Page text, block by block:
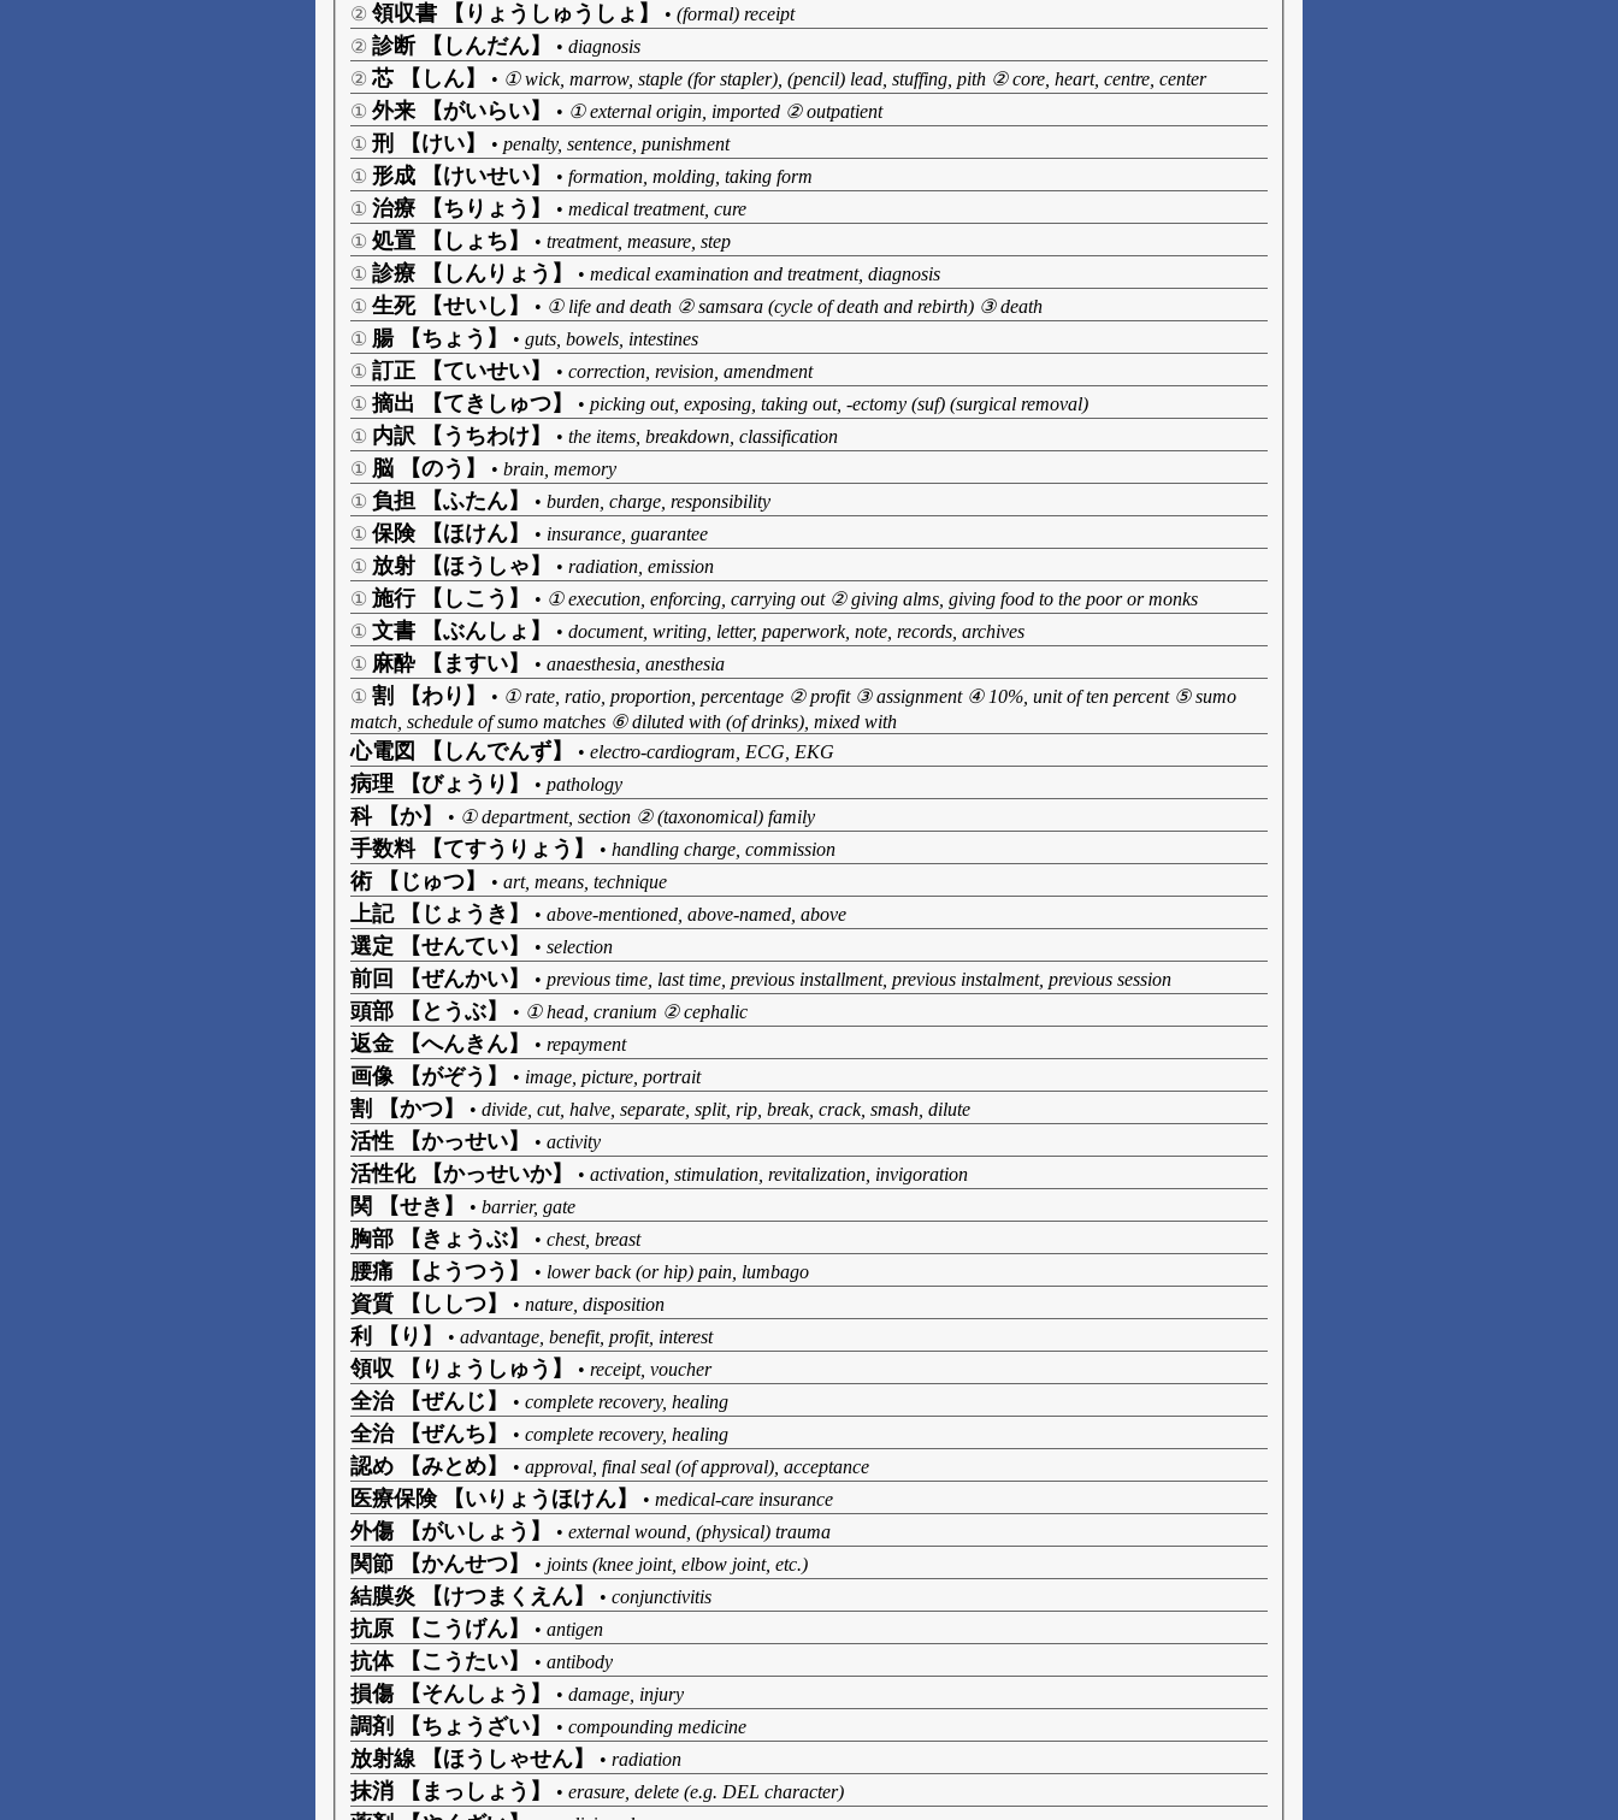
② 領収書 【りょうしゅうしょ】 • (formal) receipt
② 診断 【しんだん】 • diagnosis
② 芯 【しん】 • ① wick, marrow, staple (for stapler), (pencil) lead, stuffing, pith ② core, heart, centre, center
① 外来 【がいらい】 • ① external origin, imported ② outpatient
① 刑 【けい】 • penalty, sentence, punishment
① 形成 【けいせい】 • formation, molding, taking form
① 治療 【ちりょう】 • medical treatment, cure
① 処置 【しょち】 • treatment, measure, step
① 診療 【しんりょう】 • medical examination and treatment, diagnosis
① 生死 【せいし】 • ① life and death ② samsara (cycle of death and rebirth) ③ death
① 腸 【ちょう】 • guts, bowels, intestines
① 訂正 【ていせい】 • correction, revision, amendment
① 摘出 【てきしゅつ】 • picking out, exposing, taking out, -ectomy (suf) (surgical removal)
① 内訳 【うちわけ】 • the items, breakdown, classification
① 脳 【のう】 • brain, memory
① 負担 【ふたん】 • burden, charge, responsibility
① 保険 【ほけん】 • insurance, guarantee
① 放射 【ほうしゃ】 • radiation, emission
① 施行 【しこう】 • ① execution, enforcing, carrying out ② giving alms, giving food to the poor or monks
① 文書 【ぶんしょ】 • document, writing, letter, paperwork, note, records, archives
① 麻酔 【ますい】 • anaesthesia, anesthesia
① 割 【わり】 • ① rate, ratio, proportion, percentage ② profit ③ assignment ④ 10%, unit of ten percent ⑤ sumo
match, schedule of sumo matches ⑥ diluted with (of drinks), mixed with
心電図 【しんでんず】 • electro-cardiogram, ECG, EKG
病理 【びょうり】 • pathology
科 【か】 • ① department, section ② (taxonomical) family
手数料 【てすうりょう】 • handling charge, commission
術 【じゅつ】 • art, means, technique
上記 【じょうき】 • above-mentioned, above-named, above
選定 【せんてい】 • selection
前回 【ぜんかい】 • previous time, last time, previous installment, previous instalment, previous session
頭部 【とうぶ】 • ① head, cranium ② cephalic
返金 【へんきん】 • repayment
画像 【がぞう】 • image, picture, portrait
割 【かつ】 • divide, cut, halve, separate, split, rip, break, crack, smash, dilute
活性 【かっせい】 • activity
活性化 【かっせいか】 • activation, stimulation, revitalization, invigoration
関 【せき】 • barrier, gate
胸部 【きょうぶ】 • chest, breast
腰痛 【ようつう】 • lower back (or hip) pain, lumbago
資質 【ししつ】 • nature, disposition
利 【り】 • advantage, benefit, profit, interest
領収 【りょうしゅう】 • receipt, voucher
全治 【ぜんじ】 • complete recovery, healing
全治 【ぜんち】 • complete recovery, healing
認め 【みとめ】 • approval, final seal (of approval), acceptance
医療保険 【いりょうほけん】 • medical-care insurance
外傷 【がいしょう】 • external wound, (physical) trauma
関節 【かんせつ】 • joints (knee joint, elbow joint, etc.)
結膜炎 【けつまくえん】 • conjunctivitis
抗原 【こうげん】 • antigen
抗体 【こうたい】 • antibody
損傷 【そんしょう】 • damage, injury
調剤 【ちょうざい】 • compounding medicine
放射線 【ほうしゃせん】 • radiation
抹消 【まっしょう】 • erasure, delete (e.g. DEL character)